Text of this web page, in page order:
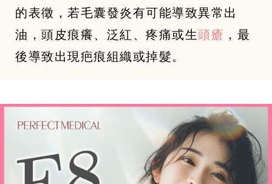
的表徵，若毛囊發炎有可能導致異常出
油，頭皮痕癢、泛紅、疼痛或生頭瘡 ，最
後導致出現疤痕組織或掉髮。